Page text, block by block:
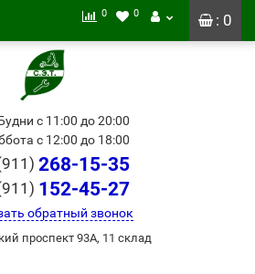
: 0
0 0
с 11:00 до 20:00
с 12:00 до 18:00
268-15-35
152-45-27
обратный звонок
проспект 93А, 11 склад